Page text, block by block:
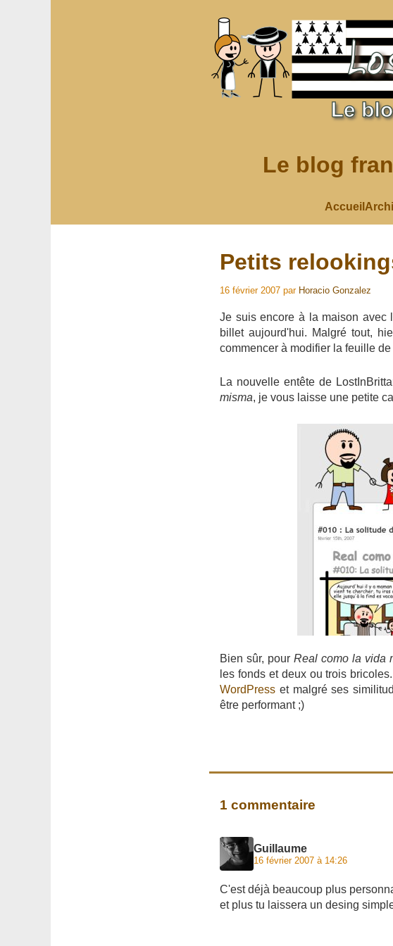
Le blog
Accueil
Petits
16 février 2007 par Horacio Gonzalez
Je suis encore à la maison avec
billet aujourd'hui. Malgré tout,
commencer à modifier la feuille
La nouvelle entête de
misma, je vous laisse une petite
Bien sûr, pour Real como la vida
les fonds et deux ou trois
WordPress et malgré ses
être performant ;)
1 commentaire
Guillaume
16 février 2007 à 14:26
C'est déjà beaucoup plus
et plus tu laissera un desing